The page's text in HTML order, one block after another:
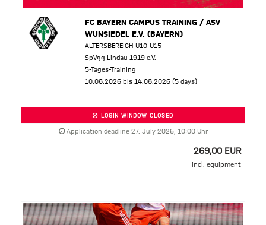
FC BAYERN CAMPUS TRAINING / ASV
WUNSIEDEL E.V. (BAYERN)
ALTERSBEREICH U10-U15
SpVgg Lindau 1919 e.V.
5-Tages-Training
10.08.2026 bis 14.08.2026 (5 days)
LOGIN WINDOW CLOSED
Application deadline 27. July 2026, 10:00 Uhr
269,00 EUR
incl. equipment